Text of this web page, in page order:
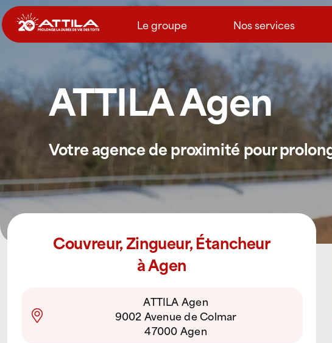
Passer
au
contenu
Le groupe Nos services
ATTILA Agen
Votre agence de proximité pour
Couvreur, Zingueur, Étancheur
à Agen
ATTILA Agen
9002 Avenue de Colmar
47000 Agen